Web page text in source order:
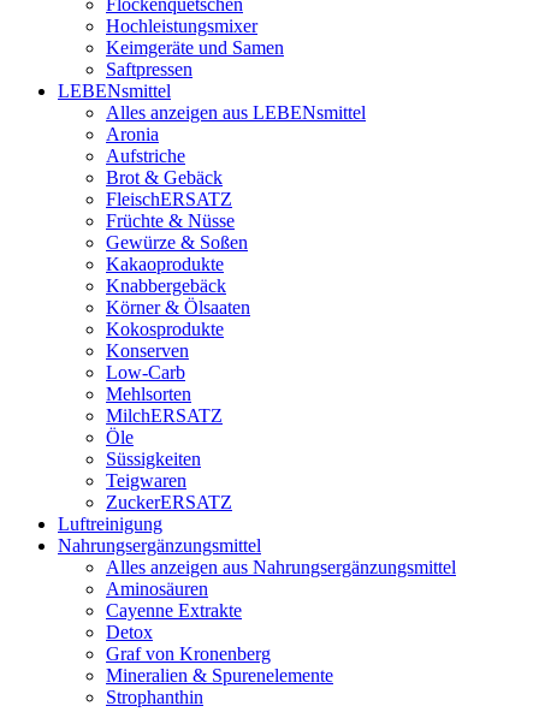
Hochleistungsmixer
Keimgeräte und Samen
Saftpressen
LEBENsmittel
Alles anzeigen aus LEBENsmittel
Aronia
Aufstriche
Brot & Gebäck
FleischERSATZ
Früchte & Nüsse
Gewürze & Soßen
Kakaoprodukte
Knabbergebäck
Körner & Ölsaaten
Kokosprodukte
Konserven
Low-Carb
Mehlsorten
MilchERSATZ
Öle
Süssigkeiten
Teigwaren
ZuckerERSATZ
Luftreinigung
Nahrungsergänzungsmittel
Alles anzeigen aus Nahrungsergänzungsmittel
Aminosäuren
Cayenne Extrakte
Detox
Graf von Kronenberg
Mineralien & Spurenelemente
Strophanthin